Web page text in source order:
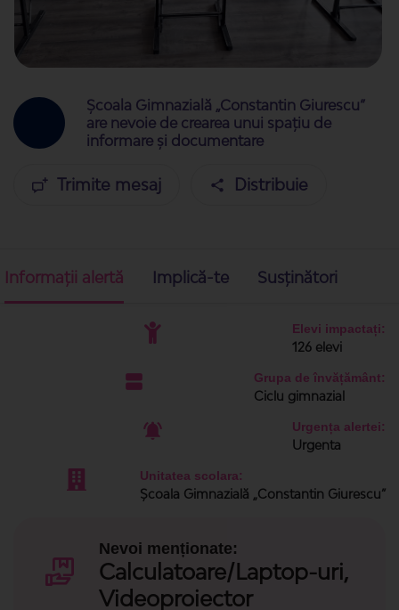
Școala Gimnazială „Constantin Giurescu”
are nevoie de crearea unui spațiu de
informare și documentare
Trimite mesaj Distribuie
Informații alertă Implică-te Susținători
Elevi impactați:
126 elevi
Grupa de învățământ:
Ciclu gimnazial
Urgența alertei:
Urgenta
Unitatea scolara:
Școala Gimnazială „Constantin Giurescu”
Nevoi menționate:
Calculatoare/Laptop-uri,
Videoproiector